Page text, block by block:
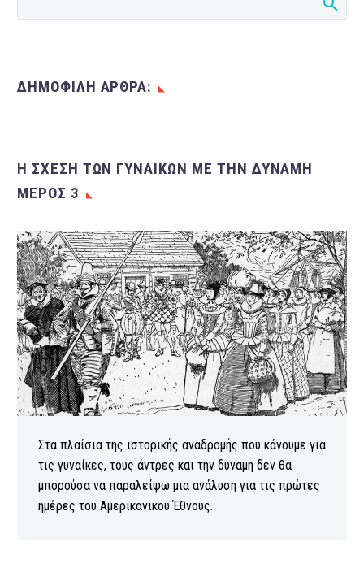
άπειρα…
ΔΗΜΟΦΙΛΗ ΑΡΘΡΑ:
Η ΣΧΈΣΗ ΤΩΝ ΓΥΝΑΙΚΏΝ ΜΕ ΤΗΝ ΔΎΝΑΜΗ
ΜΈΡΟΣ 3
Στα πλαίσια της ιστορικής αναδρομής που κάνουμε για
τις γυναίκες, τους άντρες και την δύναμη δεν θα
μπορούσα να παραλείψω μια ανάλυση για τις πρώτες
ημέρες του Αμερικανικού Έθνους.